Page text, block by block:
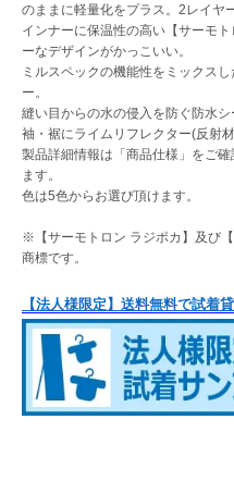
のままに軽量化をプラス。2レイヤ
インナーに保温性の高い【サーモ
ーなデザインがかっこいい。
ミルスペックの機能性をミックス
ー。
縫い目からの水の侵入を防ぐ防水シ
袖・裾にライムリフレクター(反射
製品詳細情報は「商品仕様」をご
ます。
色は5色からお選び頂けます。
※【サーモトロン ラジポカ】及び
商標です。
【法人様限定】送料無料で試着